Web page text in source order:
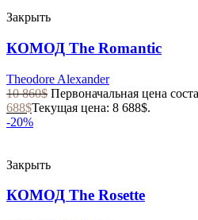
Закрыть
КОМОД The Romantic
Theodore Alexander
10 860$ Первоначальная цена
688$Текущая цена: 8 688$.
-20%
Закрыть
КОМОД The Rosette